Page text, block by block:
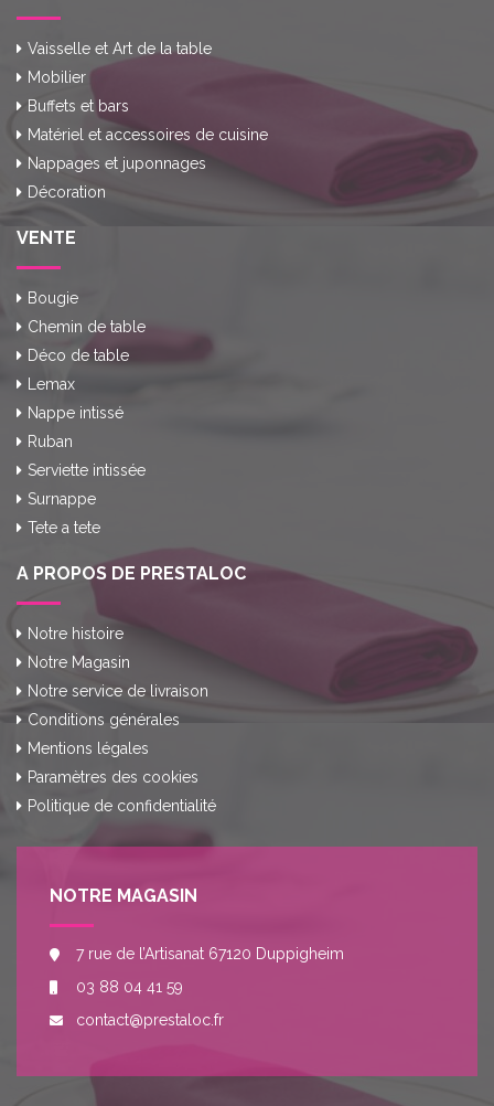
Vaisselle et Art de la table
Mobilier
Buffets et bars
Matériel et accessoires de cuisine
Nappages et juponnages
Décoration
VENTE
Bougie
Chemin de table
Déco de table
Lemax
Nappe intissé
Ruban
Serviette intissée
Surnappe
Tete a tete
A PROPOS DE PRESTALOC
Notre histoire
Notre Magasin
Notre service de livraison
Conditions générales
Mentions légales
Paramètres des cookies
Politique de confidentialité
NOTRE MAGASIN
7 rue de l’Artisanat 67120 Duppigheim
03 88 04 41 59
contact@prestaloc.fr